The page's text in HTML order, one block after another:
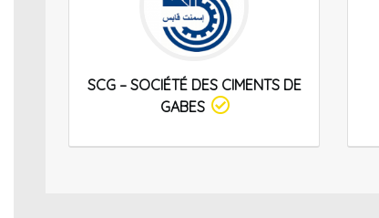
SCG – SOCIÉTÉ DES CIMENTS DE
GABES